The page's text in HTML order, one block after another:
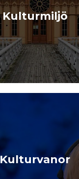
Kulturmiljö
Kulturvanor